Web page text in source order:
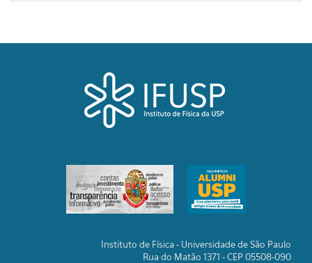
Instituto de Física - Universidade de São Paulo
Rua do Matão 1371 - CEP 05508-090